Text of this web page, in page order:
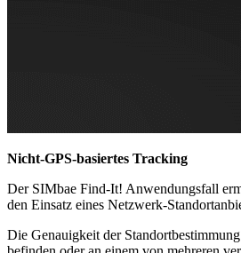
Nicht-GPS-basiertes Tracking
Der SIMbae Find-It! Anwendungsfall
den Einsatz eines Netzwerk-
Die Genauigkeit der